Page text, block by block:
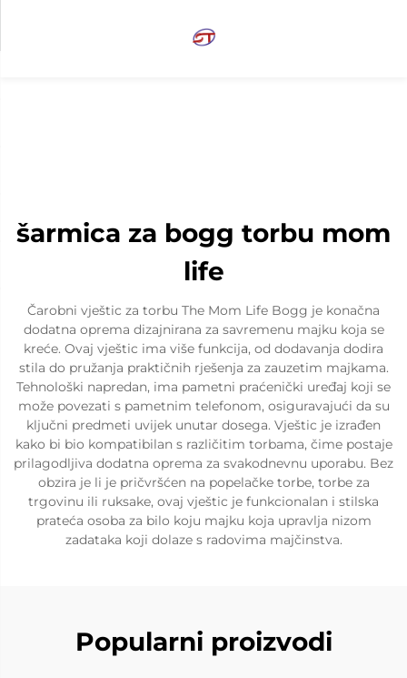
šarmica za bogg torbu mom
life
Čarobni vještic za torbu The Mom Life Bogg je konačna
dodatna oprema dizajnirana za savremenu majku koja se
kreće. Ovaj vještic ima više funkcija, od dodavanja dodira
stila do pružanja praktičnih rješenja za zauzetim majkama.
Tehnološki napredan, ima pametni praćenički uređaj koji se
može povezati s pametnim telefonom, osiguravajući da su
ključni predmeti uvijek unutar dosega. Vještic je izrađen
kako bi bio kompatibilan s različitim torbama, čime postaje
prilagodljiva dodatna oprema za svakodnevnu uporabu. Bez
obzira je li je pričvršćen na popelačke torbe, torbe za
trgovinu ili ruksake, ovaj vještic je funkcionalan i stilska
prateća osoba za bilo koju majku koja upravlja nizom
zadataka koji dolaze s radovima majčinstva.
Popularni proizvodi